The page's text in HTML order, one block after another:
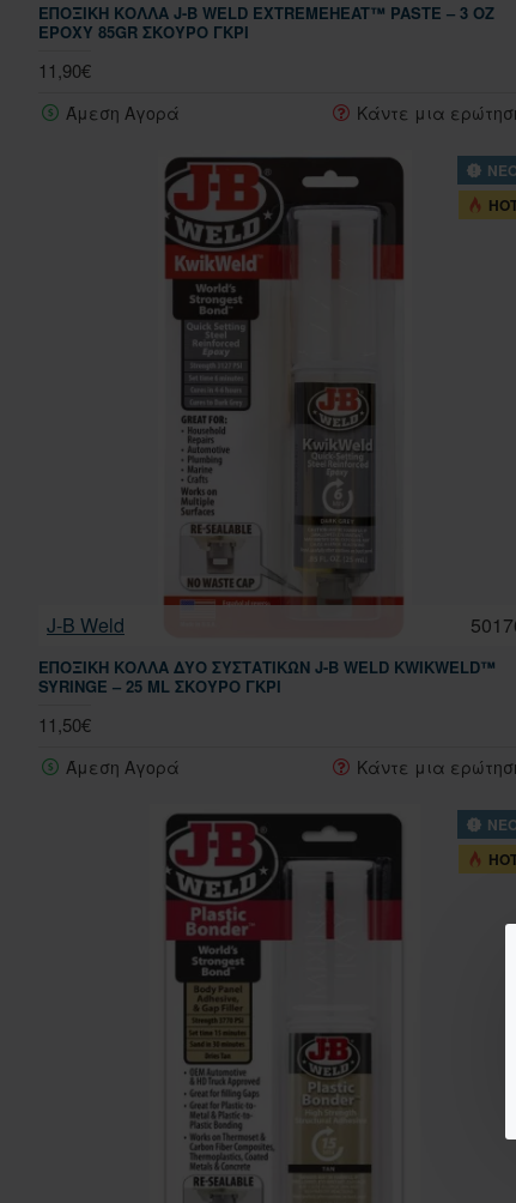
ΕΠΟΞΙΚΉ ΚΌΛΛΑ J-B WELD EXTREMEHEAT™ PASTE – 3 OZ
EPOXY 85GR ΣΚΟΎΡΟ ΓΚΡΙ
11,90€
Άμεση Αγορά Κάντε μια
J-B Weld
ΕΠΟΞΙΚΉ ΚΌΛΛΑ ΔΎΟ ΣΥΣΤΑΤΙΚΏΝ J-B WELD KWIKWELD™
SYRINGE – 25 ML ΣΚΟΎΡΟ ΓΚΡΙ
11,50€
Άμεση Αγορά Κάντε μια